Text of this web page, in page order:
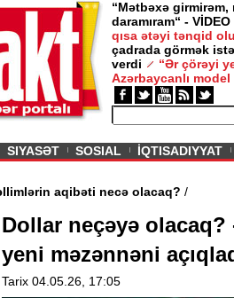
“Mətbəxə girmirəm,
daramıram“ - VİDEO
qısa ətəyi tənqid
çadrada görmək
verdi
“Ər çörəyi
Azərbaycanlı model
SIYASƏT SOSIAL İQTISADIYYAT
müəllimlərin aqibəti necə olacaq?
Dollar neçəyə olacaq?
yeni məzənnəni
Tarix 04.05.26, 17:05